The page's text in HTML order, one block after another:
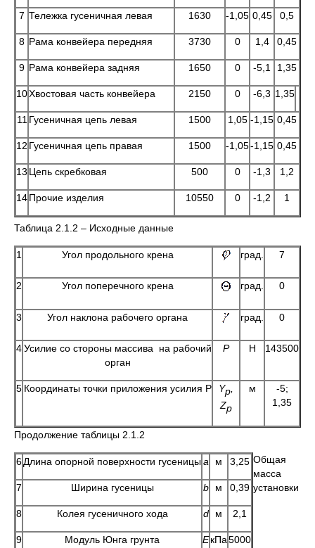
7 Тележка гусеничная левая 1630 -1,05 0,45 0,5
8 Рама конвейера передняя 3730 0 1,4 0,45
9 Рама конвейера задняя 1650 0 -5,1 1,35
10Хвостовая часть конвейера 2150 0 -6,3 1,35
11 Гусеничная цепь левая 1500 1,05 -1,15 0,45
12 Гусеничная цепь правая 1500 -1,05-1,15 0,45
13 Цепь скребковая 500 0 -1,3 1,2
14Прочие изделия 10550 0 -1,2 1
Таблица 2.1.2 – Исходные данные
1 Угол продольного крена град. 7
2 Угол поперечного крена град. 0
3 Угол наклона рабочего органа град. 0
4Усилие со стороны массива на рабочий
орган
Р Н 143500
5 Координаты точки приложения усилия Р Yp
Zp
м
-5;
1,35
Продолжение таблицы 2.1.2
6Длина опорной поверхности гусеницыа м 3,25
7 Ширина гусеницы b м 0,39
8 Колея гусеничного хода d м 2,1
9 Модуль Юнга грунта EкПа5000
Общая
масса
установки